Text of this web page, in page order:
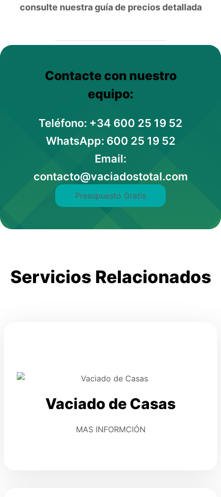
consulte nuestra guía de precios detallada
Contacte con nuestro
equipo:
Teléfono: +34 600 25 19 52
WhatsApp: 600 25 19 52
Email:
contacto@vaciadostotal.com
Presupuesto Gratis
Servicios Relacionados
Vaciado de Casas
MAS INFORMCIÓN